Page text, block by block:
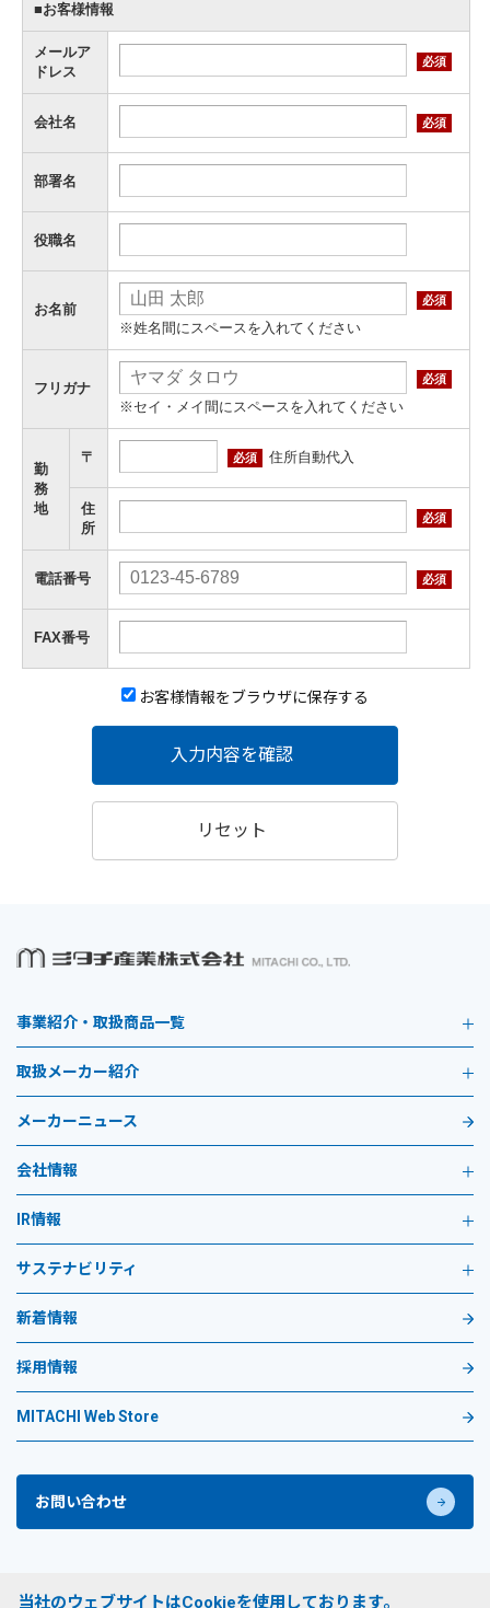
■お客様情報
メールア
ドレス
必須
会社名 必須
部署名
役職名
お名前
必須
※姓名間にスペースを入れてください
フリガナ
必須
※セイ・メイ間にスペースを入れてください
勤
務
地
〒 必須 住所自動代入
住
所
必須
電話番号 必須
FAX番号
お客様情報をブラウザに保存する
入力内容を確認
リセット
事業紹介・取扱商品一覧
取扱メーカー紹介
メーカーニュース
会社情報
IR情報
サステナビリティ
新着情報
採用情報
MITACHI Web Store
お問い合わせ
当社のウェブサイトはCookieを使用しております。